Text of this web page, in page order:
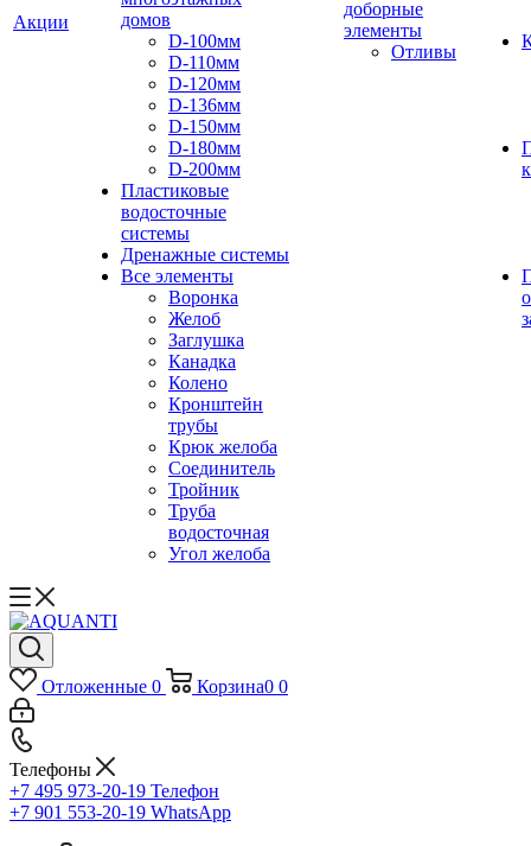
Акции
домов
D-100мм
D-110мм
D-120мм
D-136мм
D-150мм
D-180мм
D-200мм
Пластиковые
водосточные
системы
Дренажные системы
Все элементы
Воронка
Желоб
Заглушка
Канадка
Колено
Кронштейн
трубы
Крюк желоба
Соединитель
Тройник
Труба
водосточная
Угол желоба
доборные
элементы
Отливы
Отложенные 0 Корзина0 0
Телефоны
+7 495 973-20-19 Телефон
+7 901 553-20-19 WhatsApp